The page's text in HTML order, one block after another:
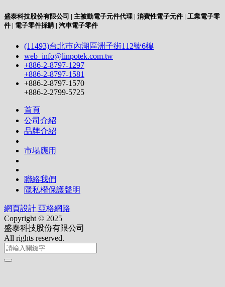
盛泰科技股份有限公司 | 主被動電子元件代理 | 消費性電子元件 | 工業電子零
件 | 電子零件採購 | 汽車電子零件
(11493)台北巿內湖區洲子街112號6樓
web_info@linpotek.com.tw
+886-2-8797-1297
+886-2-8797-1581
+886-2-8797-1570
+886-2-2799-5725
首頁
公司介紹
品牌介紹
市場應用
聯絡我們
隱私權保護聲明
網頁設計 亞格網路
Copyright © 2025
盛泰科技股份有限公司
All rights reserved.